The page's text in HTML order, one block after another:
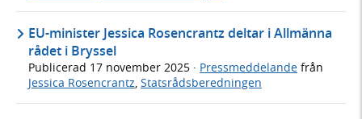
EU-minister Jessica Rosencrantz deltar i Allmänna
rådet i Bryssel
Publicerad 17 november 2025 · Pressmeddelande från
Jessica Rosencrantz, Statsrådsberedningen